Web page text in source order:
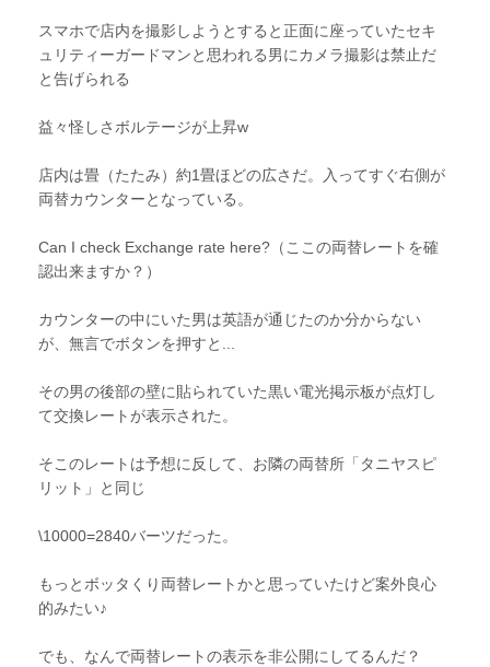
スマホで店内を撮影しようとすると正面に座っていたセキ
ュリティーガードマンと思われる男にカメラ撮影は禁止だ
と告げられる
益々怪しさボルテージが上昇w
店内は畳（たたみ）約1畳ほどの広さだ。入ってすぐ右側が
両替カウンターとなっている。
Can I check Exchange rate here?（ここの両替レートを確
認出来ますか？）
カウンターの中にいた男は英語が通じたのか分からない
が、無言でボタンを押すと...
その男の後部の壁に貼られていた黒い電光掲示板が点灯し
て交換レートが表示された。
そこのレートは予想に反して、お隣の両替所「タニヤスピ
リット」と同じ
\10000=2840バーツだった。
もっとボッタくり両替レートかと思っていたけど案外良心
的みたい♪
でも、なんで両替レートの表示を非公開にしてるんだ？